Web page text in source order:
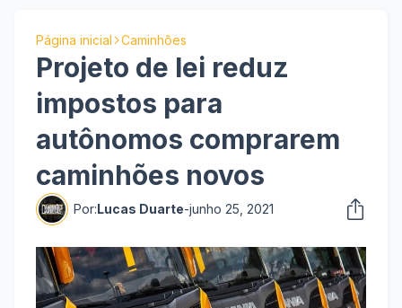
Página inicial Caminhões
Projeto de lei reduz
impostos para
autônomos comprarem
caminhões novos
Por:Lucas Duarte-junho 25, 2021